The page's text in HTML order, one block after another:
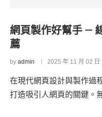
網頁製作好幫手 —
薦
by admin 2025 年 11 月 02 日
在現代網頁設計與製作過
打造吸引人網頁的關鍵。